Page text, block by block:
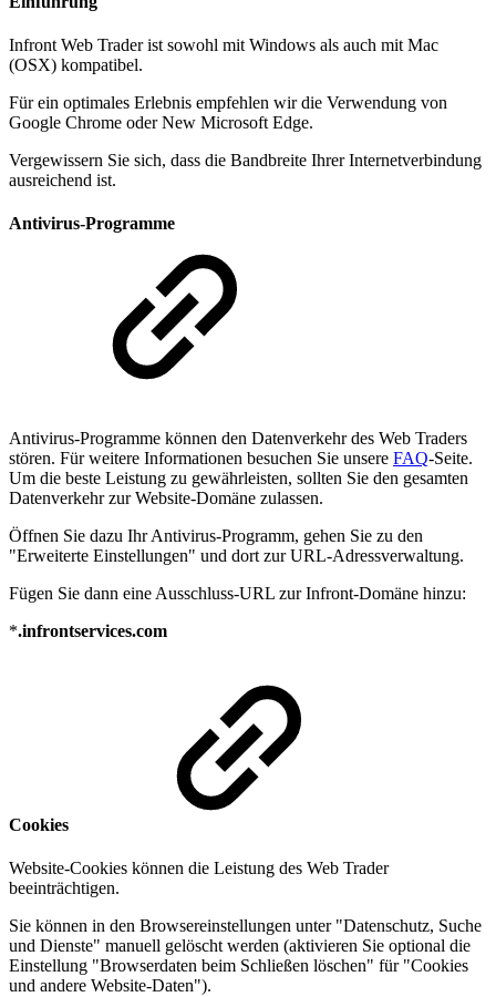
Infront Web Trader ist sowohl mit Windows als auch mit Mac
(OSX) kompatibel.
Für ein optimales Erlebnis empfehlen wir die Verwendung von
Google Chrome oder New Microsoft Edge.
Vergewissern Sie sich, dass die Bandbreite Ihrer Internetverbindung
ausreichend ist.
Antivirus-Programme
Antivirus-Programme können den Datenverkehr des Web Traders
stören. Für weitere Informationen besuchen Sie unsere FAQ-Seite.
Um die beste Leistung zu gewährleisten, sollten Sie den gesamten
Datenverkehr zur Website-Domäne zulassen.
Öffnen Sie dazu Ihr Antivirus-Programm, gehen Sie zu den
"Erweiterte Einstellungen" und dort zur URL-Adressverwaltung.
Fügen Sie dann eine Ausschluss-URL zur Infront-Domäne hinzu:
*.infrontservices.com
Cookies
Website-Cookies können die Leistung des Web Trader
beeinträchtigen.
Sie können in den Browsereinstellungen unter "Datenschutz, Suche
und Dienste" manuell gelöscht werden (aktivieren Sie optional die
Einstellung "Browserdaten beim Schließen löschen" für "Cookies
und andere Website-Daten").